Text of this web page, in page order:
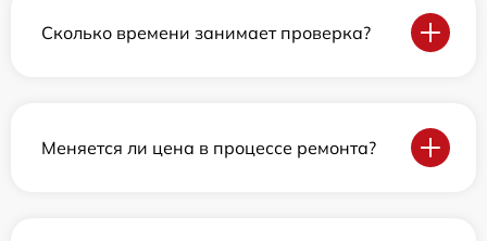
Сколько времени занимает проверка?
Меняется ли цена в процессе ремонта?